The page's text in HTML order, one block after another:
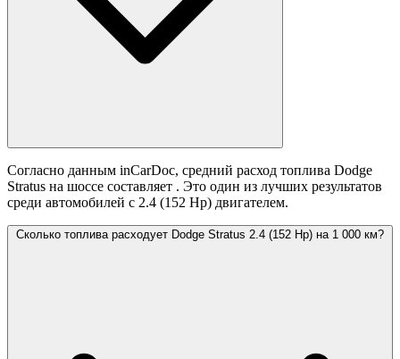
Согласно данным inCarDoc, средний расход топлива Dodge
Stratus на шоссе составляет . Это один из лучших результатов
среди автомобилей с 2.4 (152 Hp) двигателем.
Сколько топлива расходует Dodge Stratus 2.4 (152 Hp) на 1 000 км?